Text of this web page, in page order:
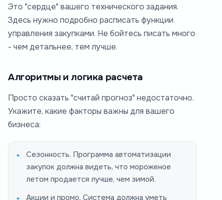
Это "сердце" вашего технического задания.
Здесь нужно подробно расписать функции
управления закупками. Не бойтесь писать много
- чем детальнее, тем лучше.
Алгоритмы и логика расчета
Просто сказать "считай прогноз" недостаточно.
Укажите, какие факторы важны для вашего
бизнеса:
Сезонность. Программа автоматизации
закупок должна видеть, что мороженое
летом продается лучше, чем зимой.
Акции и промо. Система должна уметь